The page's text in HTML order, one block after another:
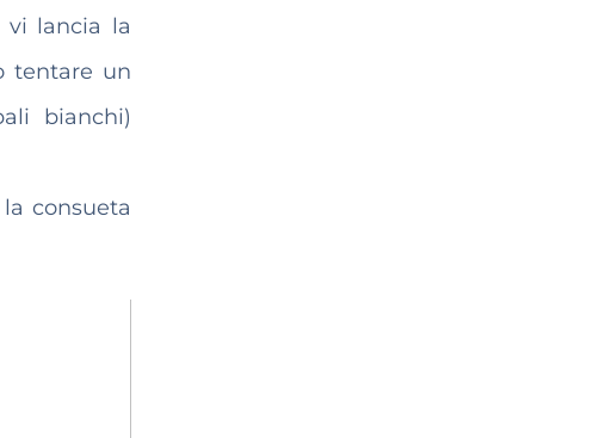
vi lancia la
tentare un
bianchi)
consueta